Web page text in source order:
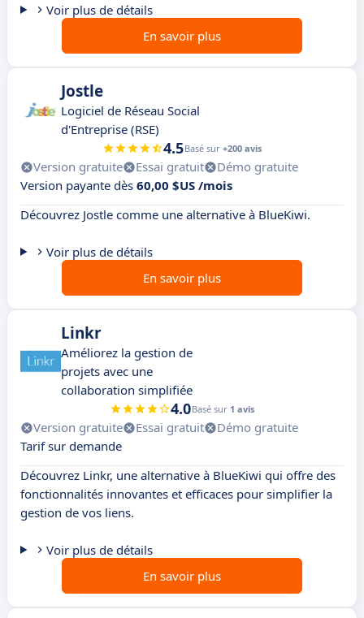
Voir plus de détails
En savoir plus
Jostle
Logiciel de Réseau Social
d'Entreprise (RSE)
4.5Basé sur +200 avis
Version gratuite Essai gratuit
Démo gratuite
Version payante dès 60,00 $US /mois
Découvrez Jostle comme une alternative à BlueKiwi.
Voir plus de détails
En savoir plus
Linkr
Améliorez la gestion de
projets avec une
collaboration simplifiée
4.0Basé sur 1 avis
Version gratuite Essai gratuit
Démo gratuite
Tarif sur demande
Découvrez Linkr, une alternative à BlueKiwi qui offre des
fonctionnalités innovantes et efficaces pour simplifier la
gestion de vos liens.
Voir plus de détails
En savoir plus